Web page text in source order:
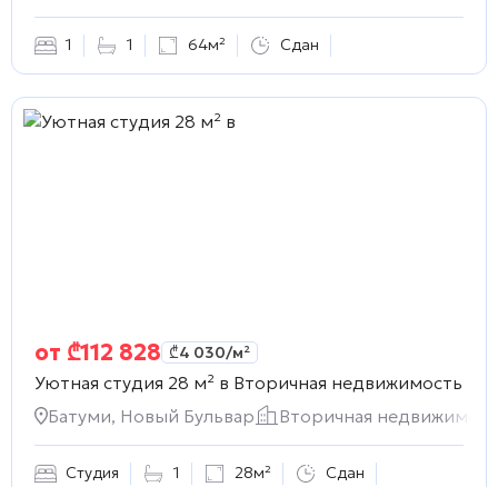
1 1 64м² Сдан
от ₾112 828 ₾4 030/м²
Уютная студия 28 м² в Вторичная недвижимость
Батуми, Новый Бульвар
Вторичная
Студия 1 28м² Сдан